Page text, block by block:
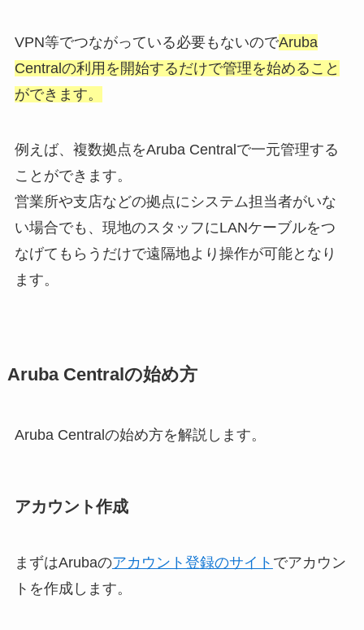
VPN等でつながっている必要もないのでAruba
Centralの利用を開始するだけで管理を始めること
ができます。
例えば、複数拠点をAruba Centralで一元管理する
ことができます。
営業所や支店などの拠点にシステム担当者がいな
い場合でも、現地のスタッフにLANケーブルをつ
なげてもらうだけで遠隔地より操作が可能となり
ます。
Aruba Centralの始め方
Aruba Centralの始め方を解説します。
アカウント作成
まずはArubaのアカウント登録のサイト でアカウン
トを作成します。